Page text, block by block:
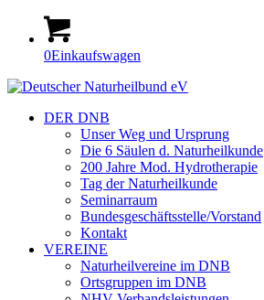
0Einkaufswagen
DER DNB
Unser Weg und Ursprung
Die 6 Säulen d. Naturheilkunde
200 Jahre Mod. Hydrotherapie
Tag der Naturheilkunde
Seminarraum
Bundesgeschäftsstelle/Vorstand
Kontakt
VEREINE
Naturheilvereine im DNB
Ortsgruppen im DNB